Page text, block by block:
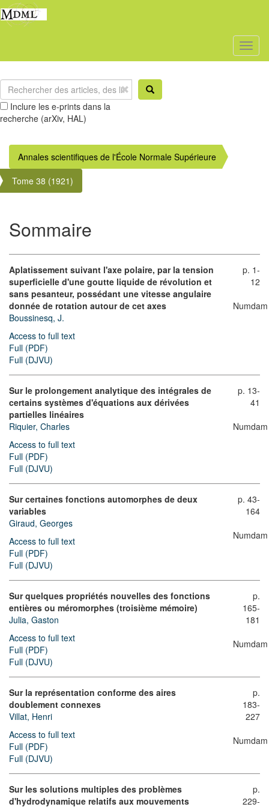
Inclure les e-prints dans la
recherche (arXiv, HAL)
Annales scientifiques de l'École Normale Supérieure
Tome 38 (1921)
Sommaire
Aplatissement suivant l'axe polaire, par la tension
superficielle d'une goutte liquide de révolution et
sans pesanteur, possédant une vitesse angulaire
donnée de rotation autour de cet axes
Boussinesq, J.
Access to full text
Full (PDF)
Full (DJVU)
p. 1-
12
Numdam
Sur le prolongement analytique des intégrales de
certains systèmes d'équations aux dérivées
partielles linéaires
Riquier, Charles
Access to full text
Full (PDF)
Full (DJVU)
p. 13-
41
Numdam
Sur certaines fonctions automorphes de deux
variables
Giraud, Georges
Access to full text
Full (PDF)
Full (DJVU)
p. 43-
164
Numdam
Sur quelques propriétés nouvelles des fonctions
entières ou méromorphes (troisième mémoire)
Julia, Gaston
Access to full text
Full (PDF)
Full (DJVU)
p.
165-
181
Numdam
Sur la représentation conforme des aires
doublement connexes
Villat, Henri
Access to full text
Full (PDF)
Full (DJVU)
p.
183-
227
Numdam
Sur les solutions multiples des problèmes
d'hydrodynamique relatifs aux mouvements
p.
229-